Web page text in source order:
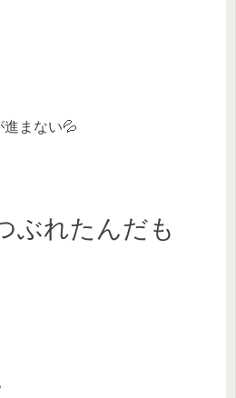
まない💦
ぶれたんだも